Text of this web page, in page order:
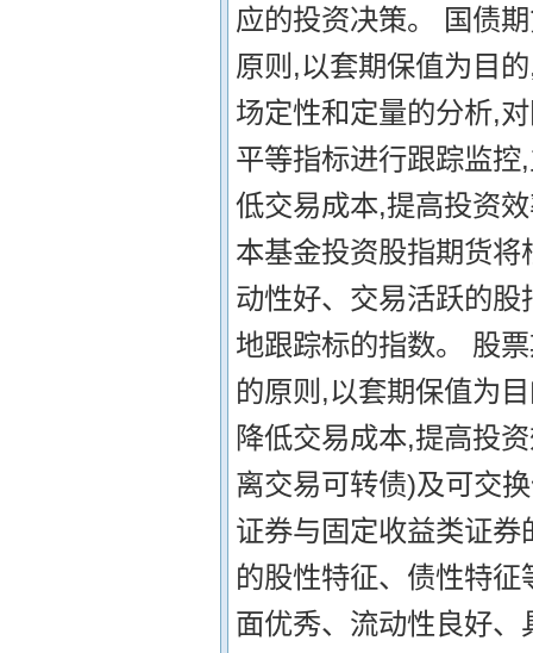
应的投资决策。 国债
原则,以套期保值为目
场定性和定量的分析,
平等指标进行跟踪监
低交易成本,提高投资
本基金投资股指期货
动性好、交易活跃的
地跟踪标的指数。 股
的原则,以套期保值为
降低交易成本,提高投
离交易可转债)及可交
证券与固定收益类证
的股性特征、债性特
面优秀、流动性良好